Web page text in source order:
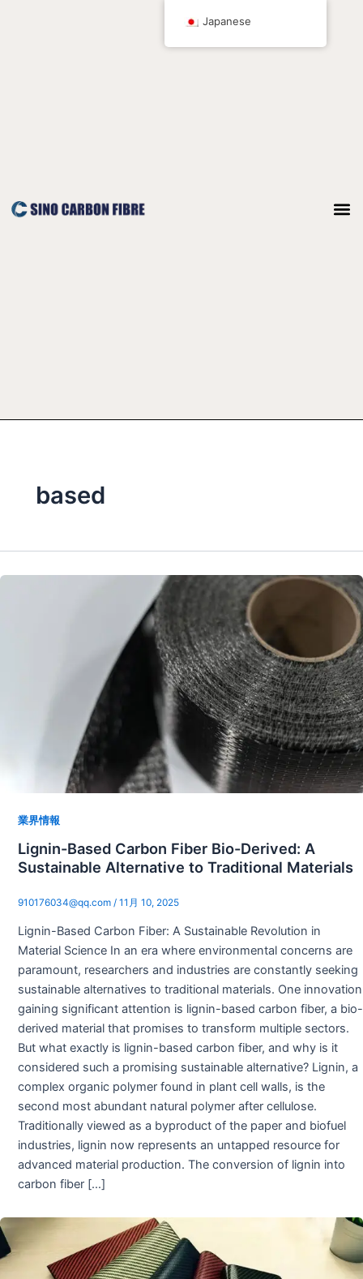
based
業界情報
Lignin-Based Carbon Fiber Bio-Derived: A
Sustainable Alternative to Traditional Materials
910176034@qq.com / 11月 10, 2025
Lignin-Based Carbon Fiber: A Sustainable Revolution in
Material Science In an era where environmental concerns are
paramount, researchers and industries are constantly seeking
sustainable alternatives to traditional materials. One innovation
gaining significant attention is lignin-based carbon fiber, a bio-
derived material that promises to transform multiple sectors.
But what exactly is lignin-based carbon fiber, and why is it
considered such a promising sustainable alternative? Lignin, a
complex organic polymer found in plant cell walls, is the
second most abundant natural polymer after cellulose.
Traditionally viewed as a byproduct of the paper and biofuel
industries, lignin now represents an untapped resource for
advanced material production. The conversion of lignin into
carbon fiber […]
Japanese